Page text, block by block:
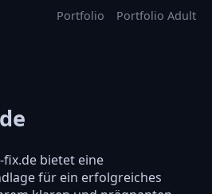
Portfolio Portfolio Adult
bietet eine
für ein erfolgreiches